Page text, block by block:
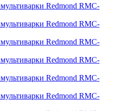
Redmond RMC-
Redmond RMC-
Redmond RMC-
Redmond RMC-
Redmond RMC-
Redmond RMC-